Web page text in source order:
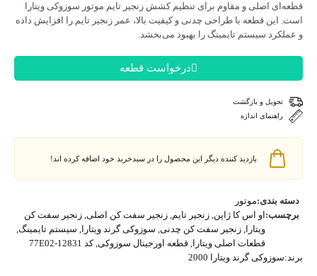
و مقاوم برای تنظیم کشش زنجیر تایم موتور سوزوکی ویتارا
با طراحی چدنی و کیفیت بالا، عمر زنجیر تایم را افزایش داده
تایمینگ را بهبود می‌بخشد.
درخواست قطعه
و بازگشت
اندازه
بازدید کننده دیگر این محصول را در سبدخرید خود اضافه کرده اند!
موتور
او اس کا ژاپن , زنجیر تایم,زنجیر سفت کن اصلی,زنجیر سفت کن
زنجیر سفت کن چدنی,سوزوکی گرند ویتارا, سیستم تایمینگ,
قطعات اصلی ویتارا, قطعه اورجینال سوزوکی,کد 12831-77E02
گرند ویتارا 2000